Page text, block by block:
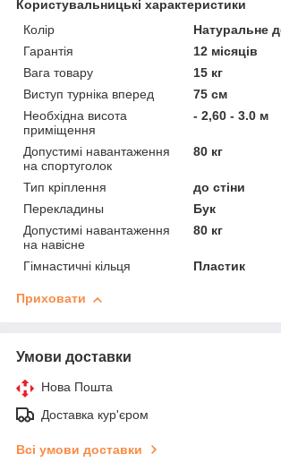
Користувальницькі характеристики
Колір
Натуральне
Гарантія
12 місяців
Вага товару
15 кг
Виступ турніка вперед
75 см
Необхідна висота
приміщення
- 2,60 - 3.0 м
Допустимі навантаження
на спортуголок
80 кг
Тип кріплення
до стіни
Перекладины
Бук
Допустимі навантаження
на навісне
80 кг
Гімнастичні кільця Пластик
Приховати
Умови доставки
Нова Пошта
Доставка кур'єром
Всі умови доставки